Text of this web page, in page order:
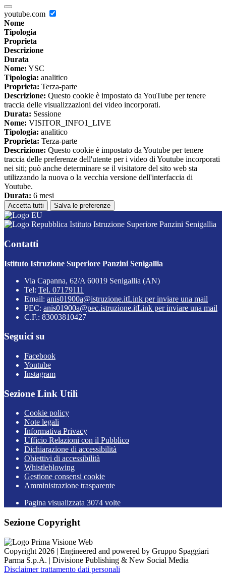
youtube.com
Nome
Tipologia
Proprieta
Descrizione
Durata
Nome: YSC
Tipologia: analitico
Proprieta: Terza-parte
Descrizione: Questo cookie è impostato da YouTube per tenere
traccia delle visualizzazioni dei video incorporati.
Durata: Sessione
Nome: VISITOR_INFO1_LIVE
Tipologia: analitico
Proprieta: Terza-parte
Descrizione: Questo cookie è impostato da Youtube per tenere
traccia delle preferenze dell'utente per i video di Youtube incorporati
nei siti; può anche determinare se il visitatore del sito web sta
utilizzando la nuova o la vecchia versione dell'interfaccia di
Youtube.
Durata: 6 mesi
Accetta tutti Salva le preferenze
Istituto Istruzione Superiore Panzini Senigallia
Contatti
Istituto Istruzione Superiore Panzini Senigallia
Via Capanna, 62/A 60019 Senigallia (AN)
Tel: Tel. 07179111
Email: anis01900a@istruzione.itLink per inviare una mail
PEC: anis01900a@pec.istruzione.itLink per inviare una mail
C.F.: 83003810427
Seguici su
Facebook
Youtube
Instagram
Sezione Link Utili
Cookie policy
Note legali
Informativa Privacy
Ufficio Relazioni con il Pubblico
Dichiarazione di accessibilità
Obiettivi di accessibilità
Whistleblowing
Gestione consensi cookie
Amministrazione trasparente
Pagina visualizzata 3074 volte
Sezione Copyright
Copyright 2026 | Engineered and powered by Gruppo Spaggiari
Parma S.p.A. | Divisione Publishing & New Social Media
Disclaimer trattamento dati personali